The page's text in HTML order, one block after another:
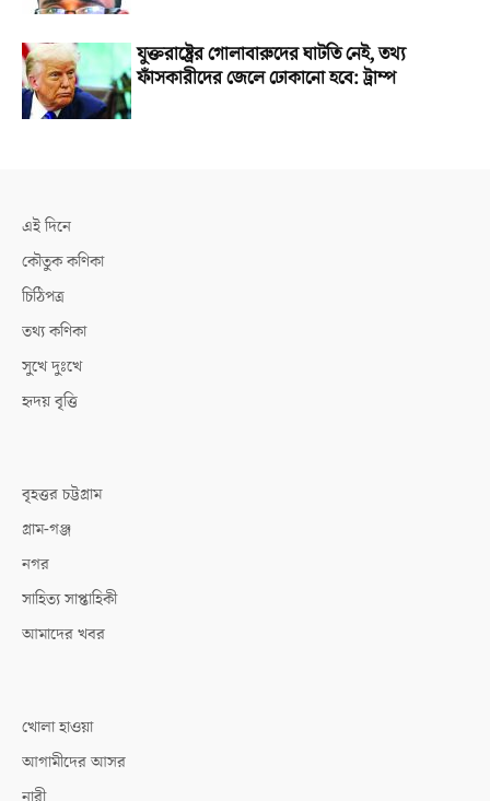
যুক্তরাষ্ট্রের গোলাবারুদের ঘাটতি নেই, তথ্য
ফাঁসকারীদের জেলে ঢোকানো হবে: ট্রাম্প
এই দিনে
কৌতুক কণিকা
চিঠিপত্র
তথ্য কণিকা
সুখে দুঃখে
হৃদয় বৃত্তি
বৃহত্তর চট্টগ্রাম
গ্রাম-গঞ্জ
নগর
সাহিত্য সাপ্তাহিকী
আমাদের খবর
খোলা হাওয়া
আগামীদের আসর